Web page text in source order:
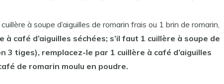
à soupe d’aiguilles de romarin frais ou 1 brin de romarin,
à café d’aiguilles séchées; s’il faut 1 cuillère à soupe de
3 tiges), remplacez-le par 1 cuillère à café d’aiguilles
de romarin moulu en poudre.